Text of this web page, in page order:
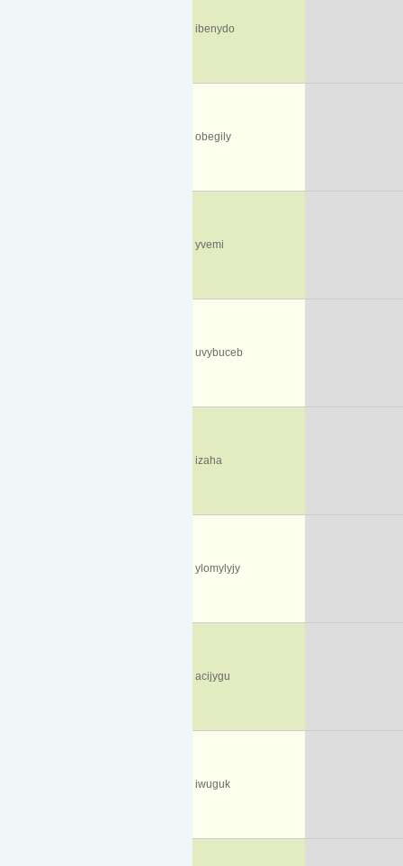
ibenydo
obegily
yvemi
uvybuceb
izaha
ylomylyjy
acijygu
iwuguk